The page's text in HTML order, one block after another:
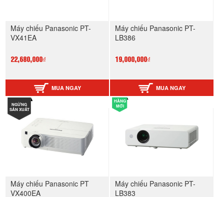
Máy chiếu Panasonic PT-
VX41EA
22,680,000₫
MUA NGAY
Máy chiếu Panasonic PT-
LB386
19,000,000₫
MUA NGAY
NGỪNG
SẢN XUẤT
Máy chiếu Panasonic PT
VX400EA
HÀNG
MỚI
Máy chiếu Panasonic PT-
LB383